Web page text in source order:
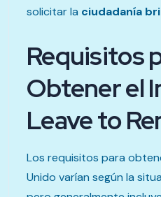
solicitar la ciudadanía
Requisitos
Obtener el
Leave to
Los requisitos para
Unido varían según la